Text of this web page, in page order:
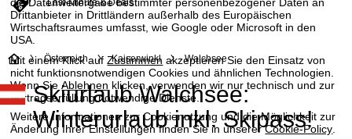
Drittanbieter in Drittländern außerhalb des Europäischen
Wirtschaftsraumes umfasst, wie Google oder Microsoft in den
USA.
Mit einem Klick aufZustimmen akzeptieren Sie den Einsatz von
nicht funktionsnotwendigen Cookies und ähnlichen Technologien.
Wenn SieAblehnen klicken, verwenden wir nur technisch und zur
Vertragserfüllung notwendige Dienste.
Weitere Informationen zur Cookienutzung und die Möglichkeit zur
Änderung Ihrer Einstellungen finden Sie in unsererCookie-Policy.
Last-Minute & Deals
S
t
a
Österreich Kaiserwinkl Walchsee
Skiurlaub Walchsee:
Winterurlaub inkl. Skipass!